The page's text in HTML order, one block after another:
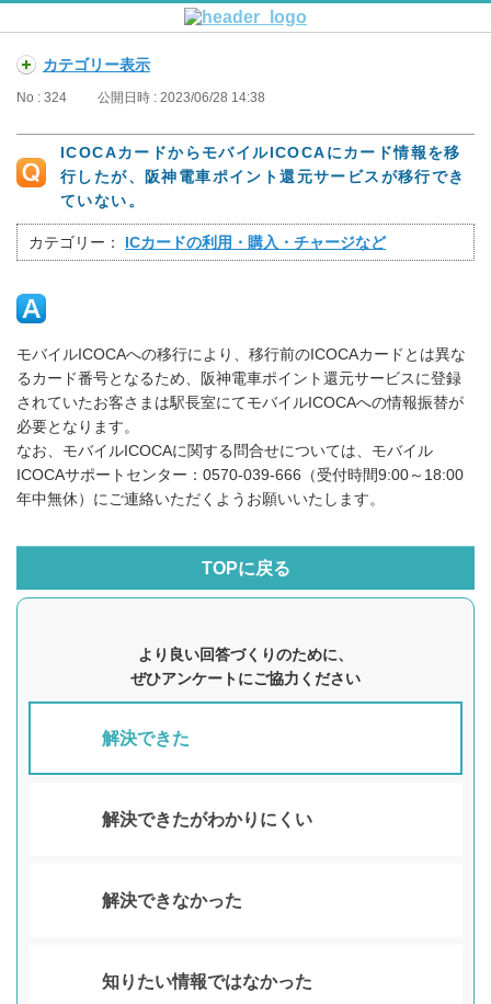
カテゴリー表示
No : 324 公開日時 : 2023/06/28 14:38
ICOCAカードからモバイルICOCAにカード情報を移
行したが、阪神電車ポイント還元サービスが移行でき
ていない。
カテゴリー： ICカードの利用・購入・チャージなど
モバイルICOCAへの移行により、移行前のICOCAカードとは異な
るカード番号となるため、阪神電車ポイント還元サービスに登録
されていたお客さまは駅長室にてモバイルICOCAへの情報振替が
必要となります。
なお、モバイルICOCAに関する問合せについては、モバイル
ICOCAサポートセンター：0570-039-666（受付時間9:00～18:00
年中無休）にご連絡いただくようお願いいたします。
TOPに戻る
より良い回答づくりのために、
ぜひアンケートにご協力ください
解決できた
解決できたがわかりにくい
解決できなかった
知りたい情報ではなかった